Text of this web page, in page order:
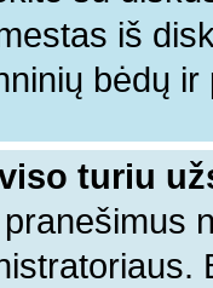
iš
bėdų
turiu